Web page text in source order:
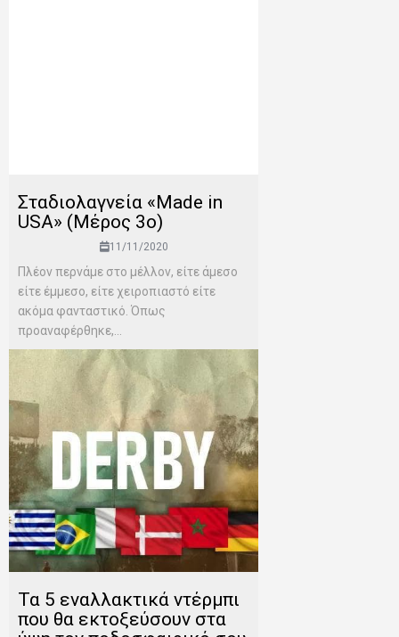
Σταδιολαγνεία «Made in
USA» (Μέρος 3o)
11/11/2020
Πλέον περνάμε στο μέλλον, είτε άμεσο
είτε έμμεσο, είτε χειροπιαστό είτε
ακόμα φανταστικό. Όπως
προαναφέρθηκε,...
Τα 5 εναλλακτικά ντέρμπι
που θα εκτοξεύσουν στα